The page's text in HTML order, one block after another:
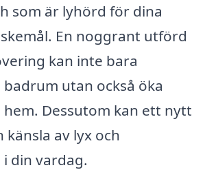
som är lyhörd för dina
En noggrant utförd
kan inte bara
utan också öka
Dessutom kan ett nytt
känsla av lyx och
din vardag.